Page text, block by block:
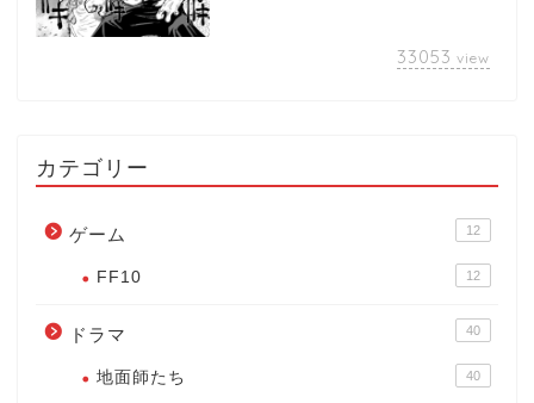
33053 view
カテゴリー
ゲーム 12
FF10 12
ドラマ 40
地面師たち 40